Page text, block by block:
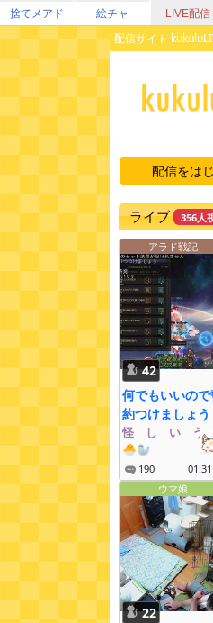
捨てメアド 絵チャ LIVE配信
配信サイト
配信をは
ライブ 356人
アラド戦記
42
何でもいいの
約つけましょう
怪゚し゚い゚
🐣🦭
190 01:31
ウマ娘
22